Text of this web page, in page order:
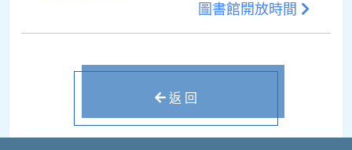
圖書館開放時間
返 回